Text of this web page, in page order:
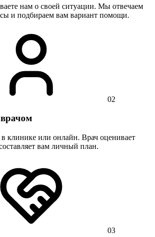
нам о своей ситуации. Мы отвечаем
и подбираем вам вариант помощи.
02
в клинике или онлайн. Врач оценивает
вам личный план.
03